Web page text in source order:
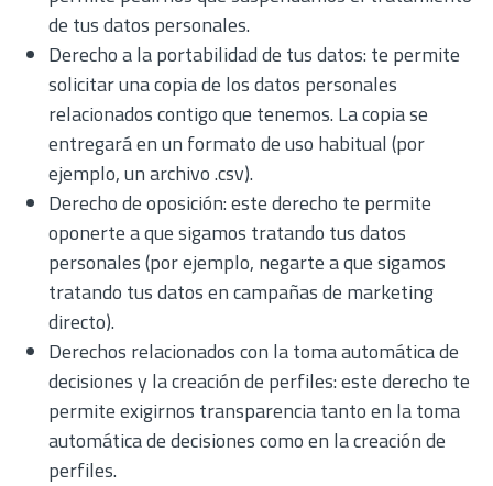
de tus datos personales.
Derecho a la portabilidad de tus datos: te permite
solicitar una copia de los datos personales
relacionados contigo que tenemos. La copia se
entregará en un formato de uso habitual (por
ejemplo, un archivo .csv).
Derecho de oposición: este derecho te permite
oponerte a que sigamos tratando tus datos
personales (por ejemplo, negarte a que sigamos
tratando tus datos en campañas de marketing
directo).
Derechos relacionados con la toma automática de
decisiones y la creación de perfiles: este derecho te
permite exigirnos transparencia tanto en la toma
automática de decisiones como en la creación de
perfiles.